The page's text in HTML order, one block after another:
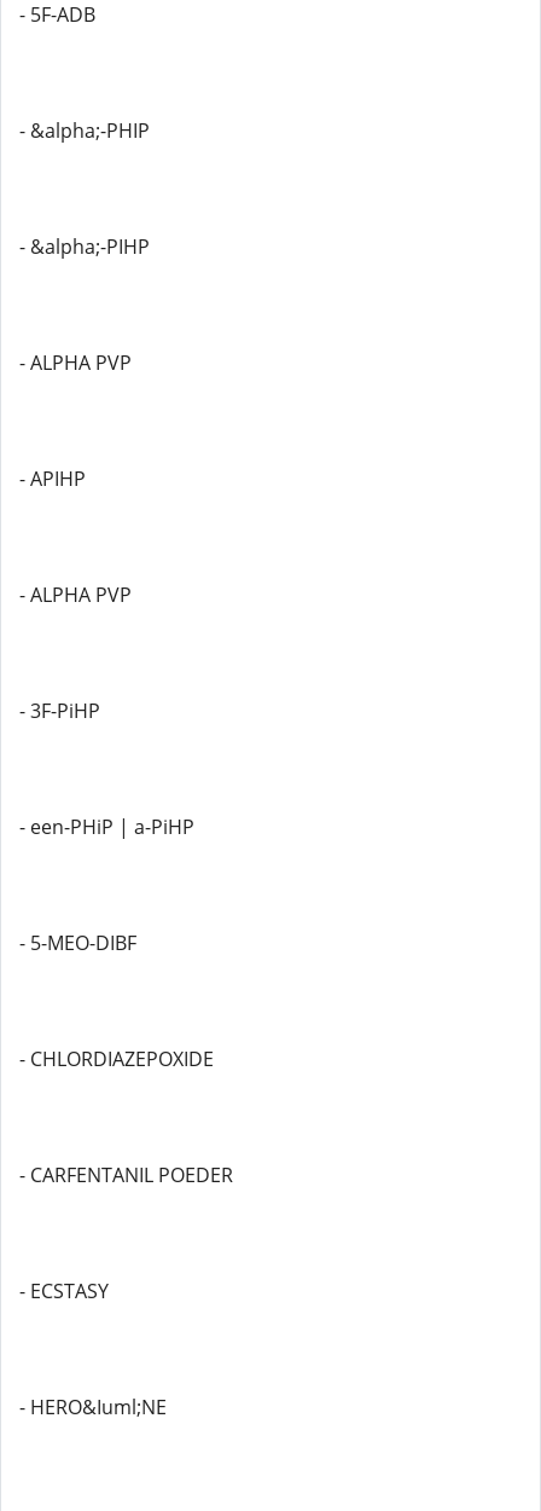
- 5F-ADB
- &alpha;-PHIP
- &alpha;-PIHP
- ALPHA PVP
- APIHP
- ALPHA PVP
- 3F-PiHP
- een-PHiP | a-PiHP
- 5-MEO-DIBF
- CHLORDIAZEPOXIDE
- CARFENTANIL POEDER
- ECSTASY
- HERO&Iuml;NE